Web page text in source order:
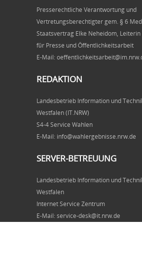
Presserechtliche Verantwortung und
Vertretungsberechtigter gem. § 6
Staatsvertrag Elke Neheidom, Leiterin
für Presse und Öffentlichkeitsarbeit
E-Mail:
REDAKTION
Landesbetrieb Information und
Westfalen (IT.NRW)
S4-4 Service Wahlen
E-Mail: info@wahlergebnisse.nrw.de
SERVER-BETREUUNG
Landesbetrieb Information und
Westfalen
Internet Service Zentrum
E-Mail: service-desk@it.nrw.de